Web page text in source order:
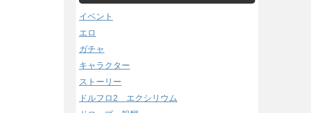
イ
ブ
イベント
エロ
ガチャ
キャラクター
ストーリー
ドルフロ2 エクシリウム